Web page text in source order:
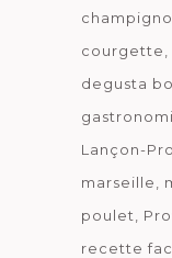
courgette
degusta
Lançon-
marseille
poulet
recette